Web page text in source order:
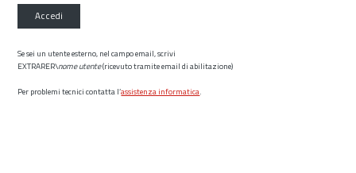
Accedi
Se sei un utente esterno, nel campo email, scrivi
EXTRARER\nome utente(ricevuto tramite email di abilitazione)
Per problemi tecnici contatta l’assistenza informatica.